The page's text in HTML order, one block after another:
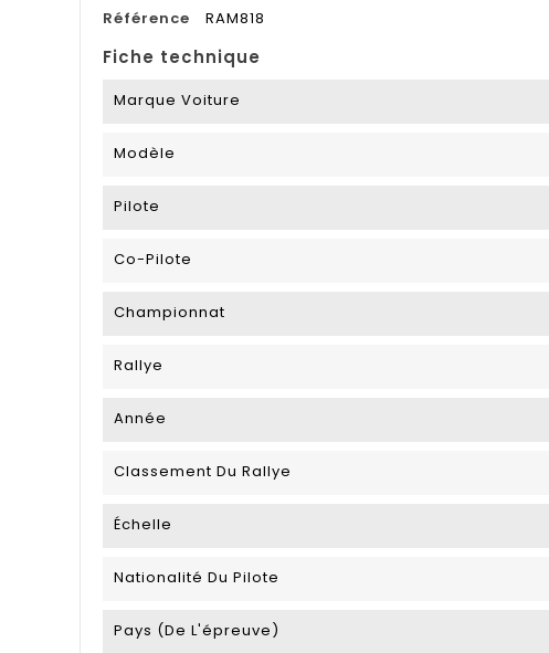
Référence RAM818
Fiche technique
Marque Voiture
Modèle
Pilote
Co-Pilote
Championnat
Rallye
Année
Classement Du Rallye
Échelle
Nationalité Du Pilote
Pays (de L'épreuve)